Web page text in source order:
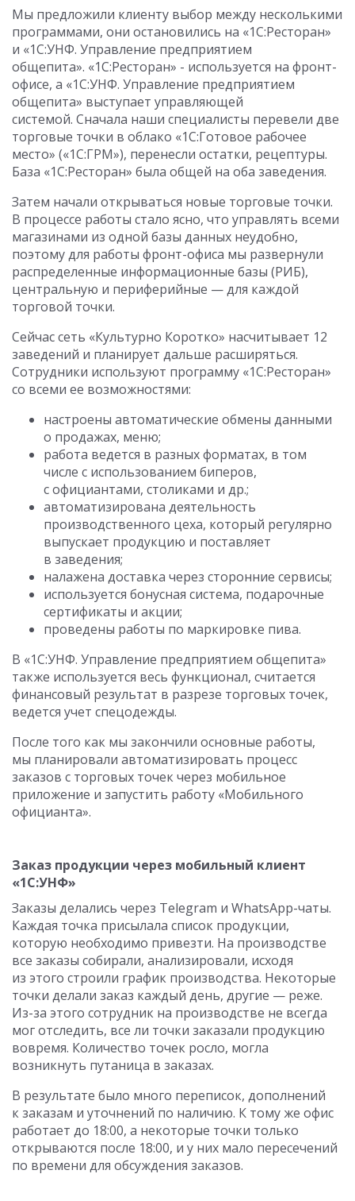
Мы предложили клиенту выбор между несколькими
программами, они остановились на «1С:Ресторан»
и «1С:УНФ. Управление предприятием
общепита». «1С:Ресторан» - используется на фронт-
офисе, а «1С:УНФ. Управление предприятием
общепита» выступает управляющей
системой. Сначала наши специалисты перевели две
торговые точки в облако «1С:Готовое рабочее
место» («1С:ГРМ»), перенесли остатки, рецептуры.
База «1С:Ресторан» была общей на оба заведения.
Затем начали открываться новые торговые точки.
В процессе работы стало ясно, что управлять всеми
магазинами из одной базы данных неудобно,
поэтому для работы фронт-офиса мы развернули
распределенные информационные базы (РИБ),
центральную и периферийные — для каждой
торговой точки.
Сейчас сеть «Культурно Коротко» насчитывает 12
заведений и планирует дальше расширяться.
Сотрудники используют программу «1С:Ресторан»
со всеми ее возможностями:
настроены автоматические обмены данными
о продажах, меню;
работа ведется в разных форматах, в том
числе с использованием биперов,
с официантами, столиками и др.;
автоматизирована деятельность
производственного цеха, который регулярно
выпускает продукцию и поставляет
в заведения;
налажена доставка через сторонние сервисы;
используется бонусная система, подарочные
сертификаты и акции;
проведены работы по маркировке пива.
В «1С:УНФ. Управление предприятием общепита»
также используется весь функционал, считается
финансовый результат в разрезе торговых точек,
ведется учет спецодежды.
После того как мы закончили основные работы,
мы планировали автоматизировать процесс
заказов с торговых точек через мобильное
приложение и запустить работу «Мобильного
официанта».
Заказ продукции через мобильный клиент
«1С:УНФ»
Заказы делались через Telegram и WhatsApp-чаты.
Каждая точка присылала список продукции,
которую необходимо привезти. На производстве
все заказы собирали, анализировали, исходя
из этого строили график производства. Некоторые
точки делали заказ каждый день, другие — реже.
Из-за этого сотрудник на производстве не всегда
мог отследить, все ли точки заказали продукцию
вовремя. Количество точек росло, могла
возникнуть путаница в заказах.
В результате было много переписок, дополнений
к заказам и уточнений по наличию. К тому же офис
работает до 18:00, а некоторые точки только
открываются после 18:00, и у них мало пересечений
по времени для обсуждения заказов.